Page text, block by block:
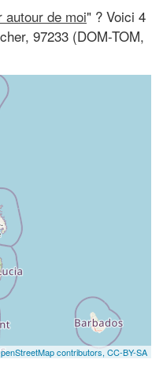
autour de moi" ? Voici 4
97233 (DOM-TOM,
contributors, CC-BY-SA